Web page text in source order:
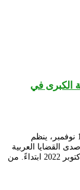
الكبرى في
بمناسبة الإحتفال بمرور 68 سنة لإندلاع ثورتنا المجيدة 1 نوفمبر، ينظم
القضايا العربية
الكبرى في المسرح العربي … “، و ذلك هذا الأحد 30 أكتوبر 2022 ابتداءً. من